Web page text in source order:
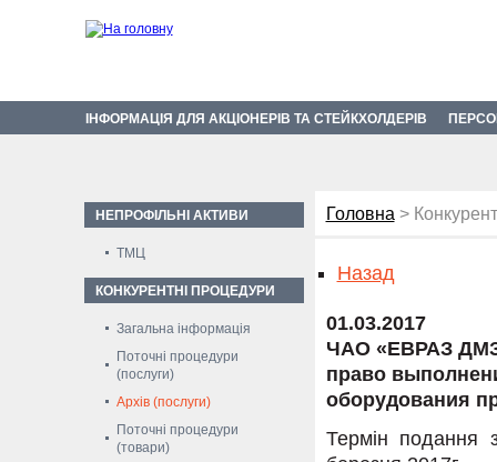
ІНФОРМАЦІЯ ДЛЯ АКЦІОНЕРІВ ТА СТЕЙКХОЛДЕРІВ
НЕПРОФІЛЬНІ АКТИВИ
ТМЦ
КОНКУРЕНТНІ ПРОЦЕДУРИ
Загальна інформація
Поточні процедури
(послуги)
Архів (послуги)
Поточні процедури
(товари)
Головна >
Назад
01.03.2017
ЧАО «ЕВРАЗ
право
оборудования
Термін подання